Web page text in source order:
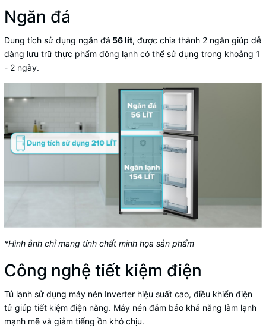
Ngăn đá
Dung tích sử dụng ngăn đá 56 lít, được chia thành 2 ngăn giúp dễ
dàng lưu trữ thực phẩm đông lạnh có thể sử dụng trong khoảng 1
- 2 ngày.
*Hình ảnh chỉ mang tính chất minh họa sản phẩm
Công nghệ tiết kiệm điện
Tủ lạnh sử dụng máy nén Inverter hiệu suất cao, điều khiển điện
tử giúp tiết kiệm điện năng. Máy nén đảm bảo khả năng làm lạnh
mạnh mẽ và giảm tiếng ồn khó chịu.